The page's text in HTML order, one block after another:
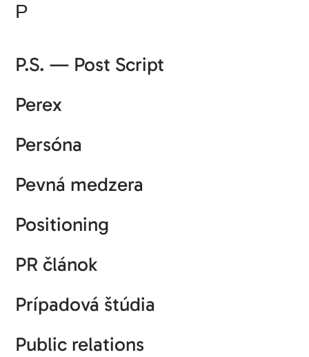
P
P.S. — Post Script
Perex
Persóna
Pevná medzera
Positioning
PR článok
Prípadová štúdia
Public relations